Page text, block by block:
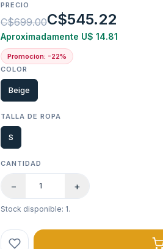
PRECIO
C$699.00C$545.22
Aproximadamente U$ 14.81
Promocion: -22%
COLOR
Beige
TALLA DE ROPA
S
CANTIDAD
− +
Stock disponible: 1.